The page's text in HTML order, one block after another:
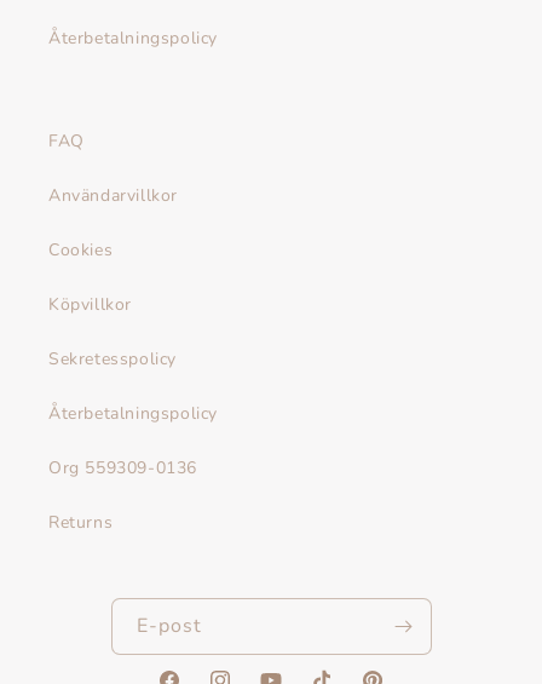
Återbetalningspolicy
FAQ
Användarvillkor
Cookies
Köpvillkor
Sekretesspolicy
Återbetalningspolicy
Org 559309-0136
Returns
E-post